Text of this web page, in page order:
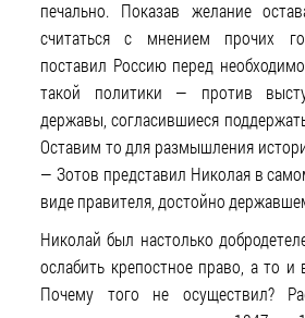
печально. Показав желание
считаться с мнением прочих
поставил Россию перед
такой политики — против
державы, согласившиеся
Оставим то для размышления
— Зотов представил Николая в
виде правителя, достойно
Николай был настолько
ослабить крепостное право, а то и
Почему того не осуществил?